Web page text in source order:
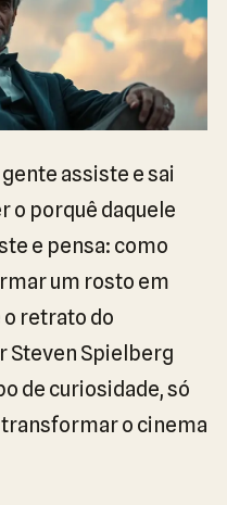
assiste e sai
o porquê daquele
e pensa: como
um rosto em
retrato do
Steven Spielberg
de curiosidade, só
transformar o cinema